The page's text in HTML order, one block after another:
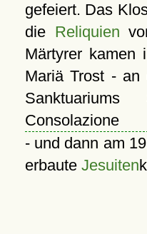
gefeiert. Das
die Reliquien
Märtyrer kamen
Mariä Trost - an
Consolazione
- und dann am
erbaute Jesuiten